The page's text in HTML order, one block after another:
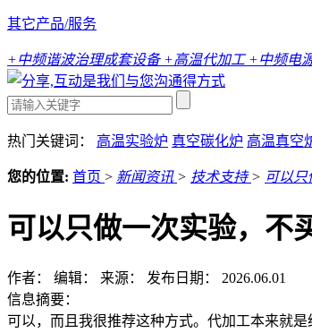
其它产品/服务
+中频谐波治理成套设备 +高温代加工+中频电
热门关键词： 高温实验炉 真空碳化炉 高温真空
您的位置: 首页 > 新闻资讯 > 技术支持> 可以只
可以只做一次实验，不
作者： 编辑： 来源： 发布日期： 2026.06.01
信息摘要：
可以，而且我很推荐这种方式。代加工本来就